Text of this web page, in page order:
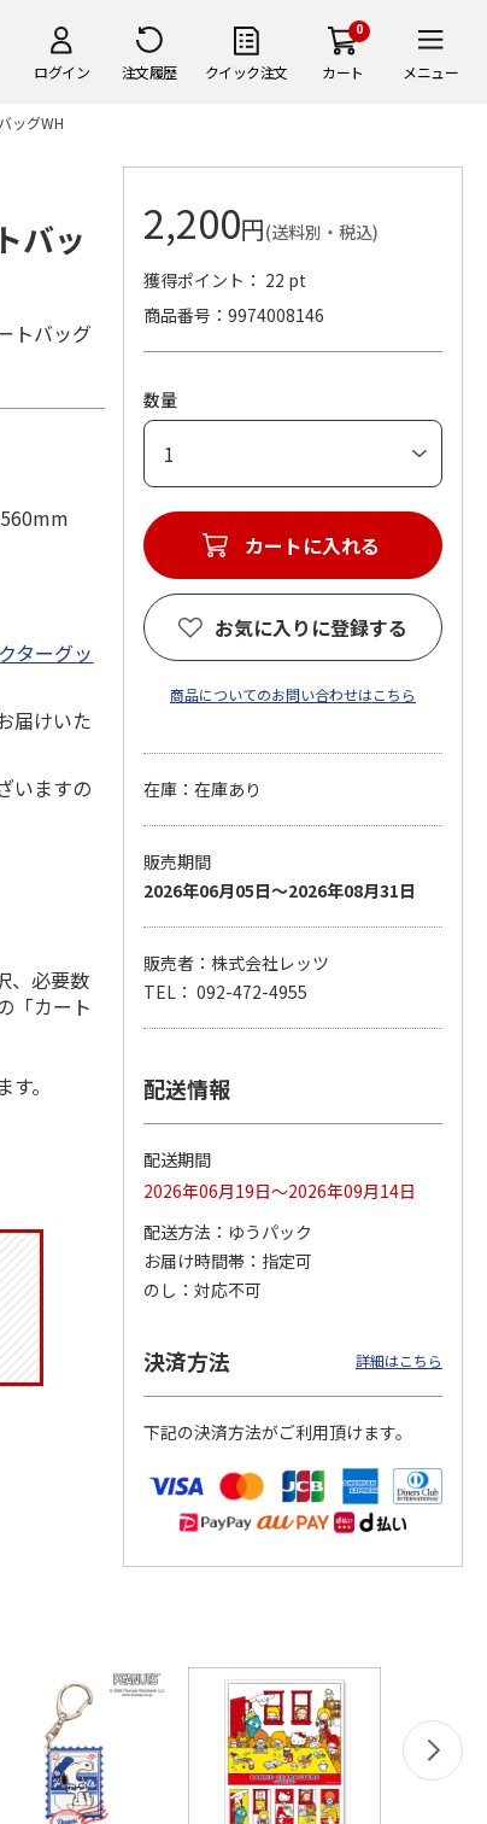
ログイン 注文履歴 クイック注文
0
カート メニュー
ッグWH
クルセイダース』
ワー
4,400円
『ジョジョの奇妙な
クルセイダース』
トラ…
3,300円
(送料別・税込)
『ジョジョの奇妙な
バッ
トバッグ
ターグッ
届けいた
いますの
、必要数
「カート
。
2,200円(送料別・税込)
獲得ポイント： 22 pt
商品番号
9974008146
数量
カートに入れる
お気に入りに登録する
商品についてのお問い合わせはこちら
在庫：在庫あり
販売期間
2026年06月05日～2026年08月31日
販売者：株式会社レッツ
TEL： 092-472-4955
配送情報
配送期間
2026年06月19日～2026年09月14日
配送方法
ゆうパック
お届け時間帯
指定可
のし
対応不可
決済方法 詳細はこちら
下記の決済方法がご利用頂けます。